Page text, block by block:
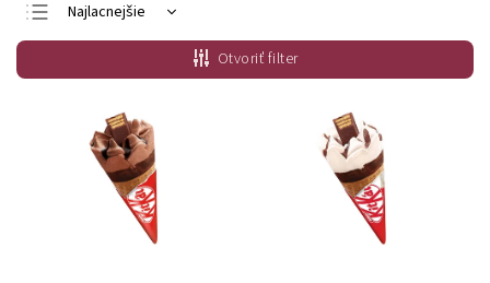
Najlacnejšie
Najdrahšie
Najpredávanejšie
Abecedne
Otvoriť filter